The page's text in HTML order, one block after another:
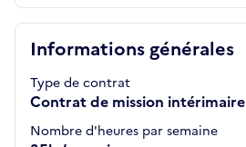
Informations générales
Type de contrat
Contrat de mission intérimaire
Nombre d'heures par semaine